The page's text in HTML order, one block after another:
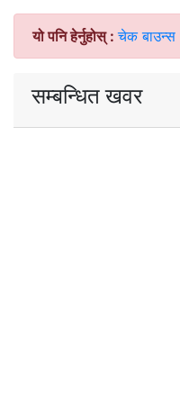
यो पनि हेर्नुहोस् :चेक बाउन्स
सम्बन्धित खवर